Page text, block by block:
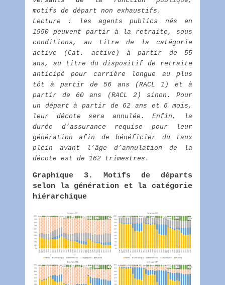
motifs de départ non exhaustifs.
Lecture : les agents publics nés en
1950 peuvent partir à la retraite, sous
conditions, au titre de la catégorie
active (Cat. active) à partir de 55
ans, au titre du dispositif de retraite
anticipé pour carrière longue au plus
tôt à partir de 56 ans (RACL 1) et à
partir de 60 ans (RACL 2) sinon. Pour
un départ à partir de 62 ans et 6 mois,
leur décote sera annulée. Enfin, la
durée d’assurance requise pour leur
génération afin de bénéficier du taux
plein avant l’âge d’annulation de la
décote est de 162 trimestres.
Graphique 3. Motifs de départs
selon la génération et la catégorie
hiérarchique